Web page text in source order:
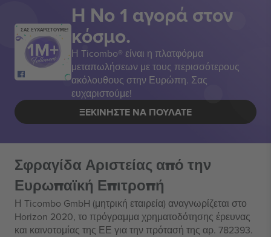
ΣΑΣ ΕΥΧΑΡΙΣΤΟΥΜΕ!
Η Νο 1 αγορά στον
κόσμο.
Η Ticombo® είναι η πλατφόρμα
μεταπωλήσεων με τους περισσότερους
ακόλουθους στην Ευρώπη. Σας
ευχαριστούμε!
ΞΕΚΙΝΉΣΤΕ ΝΑ ΠΟΥΛΆΤΕ
Σφραγίδα Αριστείας από την
Ευρωπαϊκή Επιτροπή
Η Ticombo GmbH (μητρική εταιρεία) αναγνωρίζεται στο
Horizon 2020, το πρόγραμμα χρηματοδότησης έρευνας
και καινοτομίας της ΕΕ για την πρότασή της αρ. 782393.